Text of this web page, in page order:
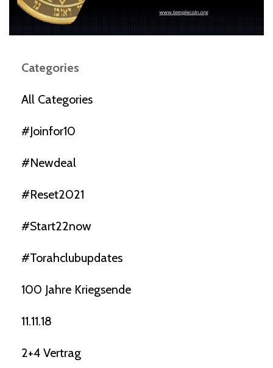
Categories
All Categories
#joinfor10
#newdeal
#reset2021
#start22now
#torahclubupdates
100 Jahre Kriegsende
11.11.18
2+4 Vertrag